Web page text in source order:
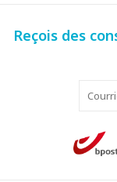
Reçois des